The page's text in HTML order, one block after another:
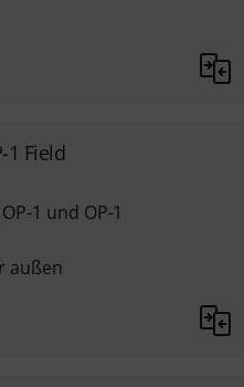
1 Field
1 und OP-1
außen